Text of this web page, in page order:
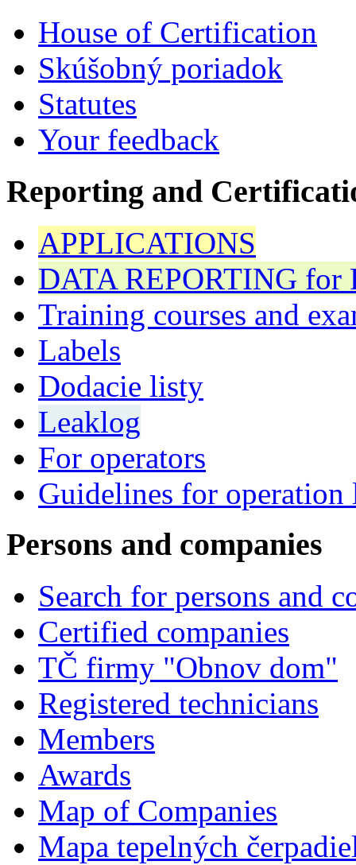
House of Certification
Skúšobný poriadok
Statutes
Your feedback
Reporting and
APPLICATIONS
DATA REPORTING for
Training courses and
Labels
Dodacie listy
Leaklog
For operators
Guidelines for operation
Persons and companies
Search for persons and
Certified companies
TČ firmy "Obnov dom"
Registered technicians
Members
Awards
Map of Companies
Mapa tepelných